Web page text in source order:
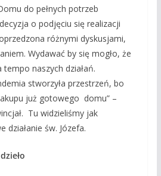
do pełnych potrzeb
o podjęciu się realizacji
różnymi dyskusjami,
Wydawać by się mogło, że
naszych działań.
stworzyła przestrzeń, bo
już gotowego domu” –
Tu widzieliśmy jak
działanie św. Józefa.